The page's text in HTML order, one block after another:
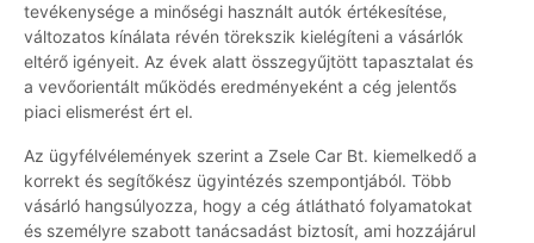
tevékenysége a minőségi használt autók értékesítése,
változatos kínálata révén törekszik kielégíteni a vásárlók
eltérő igényeit. Az évek alatt összegyűjtött tapasztalat és
a vevőorientált működés eredményeként a cég jelentős
piaci elismerést ért el.
Az ügyfélvélemények szerint a Zsele Car Bt. kiemelkedő a
korrekt és segítőkész ügyintézés szempontjából. Több
vásárló hangsúlyozza, hogy a cég átlátható folyamatokat
és személyre szabott tanácsadást biztosít, ami hozzájárul